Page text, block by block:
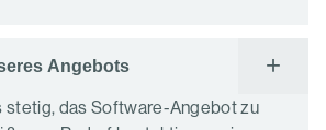
Angebots
stetig, das Software-Angebot zu